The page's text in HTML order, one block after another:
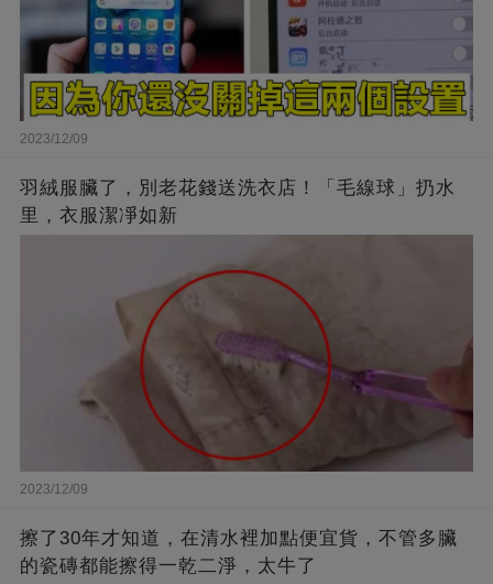
2023/12/09
羽絨服臟了，別老花錢送洗衣店！「毛線球」扔水
里，衣服潔凈如新
2023/12/09
擦了30年才知道，在清水裡加點便宜貨，不管多臟
的瓷磚都能擦得一乾二淨，太牛了